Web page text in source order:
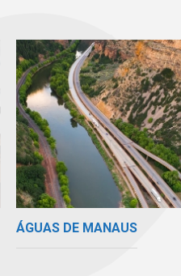
ÁGUAS DE MANAUS